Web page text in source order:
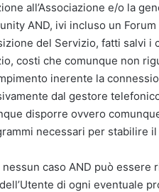
all’Associazione e/o la
AND, ivi incluso un
del Servizio, fatti salvi i
costi che comunque non
inerente la
dal gestore
disporre ovvero
necessari per stabilire
nessun caso AND può
di ogni eventuale